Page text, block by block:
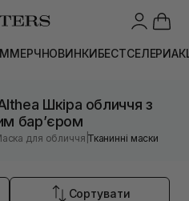
МЕРЧНОВИНКИБЕСТСЕЛЕРИ
Шкіра обличчя з
барʼєром
для обличчя |Тканинні маски
Сортувати